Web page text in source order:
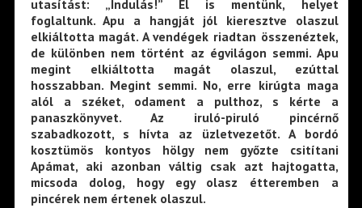
utasítást: „Indulás!” El is mentünk, helyet
foglaltunk. Apu a hangját jól kieresztve olaszul
elkiáltotta magát. A vendégek riadtan összenéztek,
de különben nem történt az égvilágon semmi. Apu
megint elkiáltotta magát olaszul, ezúttal
hosszabban. Megint semmi. No, erre kirúgta maga
alól a széket, odament a pulthoz, s kérte a
panaszkönyvet. Az iruló-piruló pincérnő
szabadkozott, s hívta az üzletvezetőt. A bordó
kosztümös kontyos hölgy nem győzte csitítani
Apámat, aki azonban váltig csak azt hajtogatta,
micsoda dolog, hogy egy olasz étteremben a
pincérek nem értenek olaszul.